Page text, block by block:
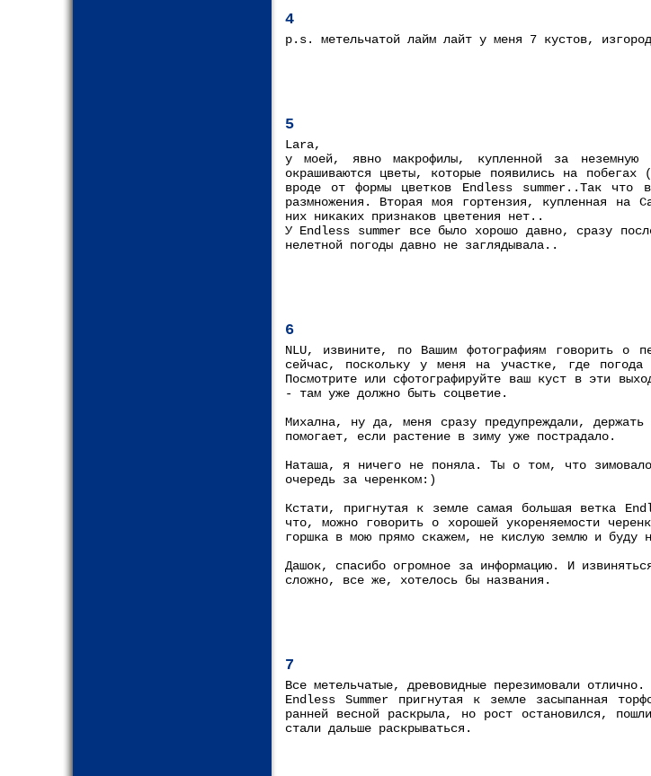
4
p.s. метельчатой лайм лайт у меня 7 кустов,
5
Lara,
у моей, явно макрофилы, купленной за
окрашиваются цветы, которые появились на
вроде от формы цветков Endless summer..Так
размножения. Вторая моя гортензия, купленная
них никаких признаков цветения нет..
У Endless summer все было хорошо давно, сразу
нелетной погоды давно не заглядывала..
6
NLU, извините, по Вашим фотографиям говорить о
сейчас, поскольку у меня на участке, где
Посмотрите или сфотографируйте ваш куст в эти
- там уже должно быть соцветие.
Михална, ну да, меня сразу предупреждали,
помогает, если растение в зиму уже пострадало.
Наташа, я ничего не поняла. Ты о том, что
очередь за черенком:)
Кстати, пригнутая к земле самая большая ветка
что, можно говорить о хорошей укореняемости
горшка в мою прямо скажем, не кислую землю и буду
Дашок, спасибо огромное за информацию. И
сложно, все же, хотелось бы названия.
7
Все метельчатые, древовидные перезимовали отлично.
Endless Summer пригнутая к земле засыпанная
ранней весной раскрыла, но рост остановился,
стали дальше раскрываться.